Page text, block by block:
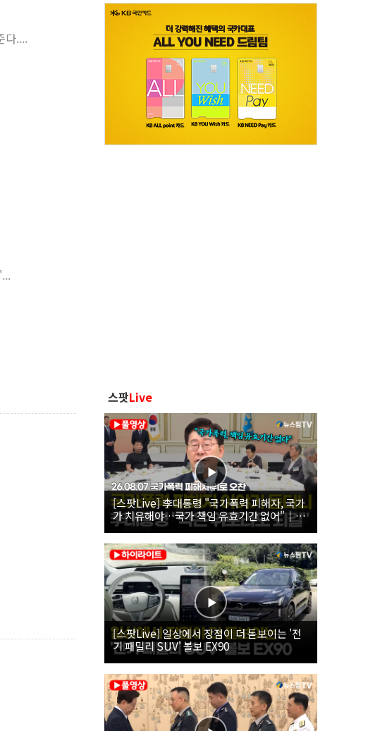
다....
스팟Live
[스팟Live] 李대통령 "국가폭력 피해자, 국가
가 치유해야…국가 책임 유효기간 없어"｜
26.08.07 국가폭력 피해자 위로 오찬
[스팟Live] 일상에서 장점이 더 돋보이는 '전
기 패밀리 SUV' 볼보 EX90